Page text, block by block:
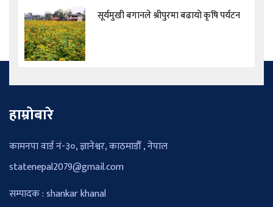
सूर्यमुखी बगानले श्रीपुरमा बढायो कृषि पर्यटन
हाम्रोबारे
कामनपा वार्ड नं-३०, ज्ञानेश्वर, काठमाडौँ , नेपाल
statenepal2079@gmail.com
सम्पादक : shankar khanal